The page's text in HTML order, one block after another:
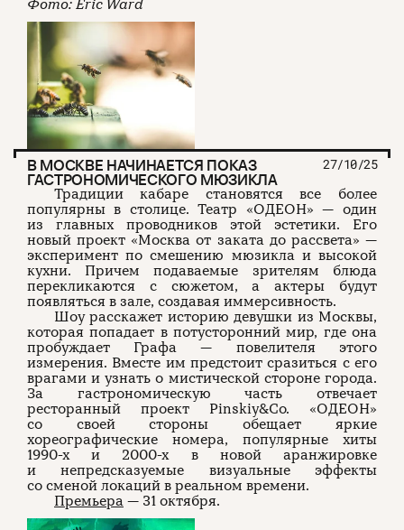
Фото: Eric Ward
В МОСКВЕ НАЧИНАЕТСЯ ПОКАЗ
ГАСТРОНОМИЧЕСКОГО МЮЗИКЛА
27/10/25
Традиции кабаре становятся все более
популярны в столице. Театр «ОДЕОН» — один
из главных проводников этой эстетики. Его
новый проект «Москва от заката до рассвета» —
эксперимент по смешению мюзикла и высокой
кухни. Причем подаваемые зрителям блюда
перекликаются с сюжетом, а актеры будут
появляться в зале, создавая иммерсивность.
Шоу расскажет историю девушки из Москвы,
которая попадает в потусторонний мир, где она
пробуждает Графа — повелителя этого
измерения. Вместе им предстоит сразиться с его
врагами и узнать о мистической стороне города.
За гастрономическую часть отвечает
ресторанный проект Pinskiy&Co. «ОДЕОН»
со своей стороны обещает яркие
хореографические номера, популярные хиты
1990-х и 2000-х в новой аранжировке
и непредсказуемые визуальные эффекты
со сменой локаций в реальном времени.
Премьера — 31 октября.